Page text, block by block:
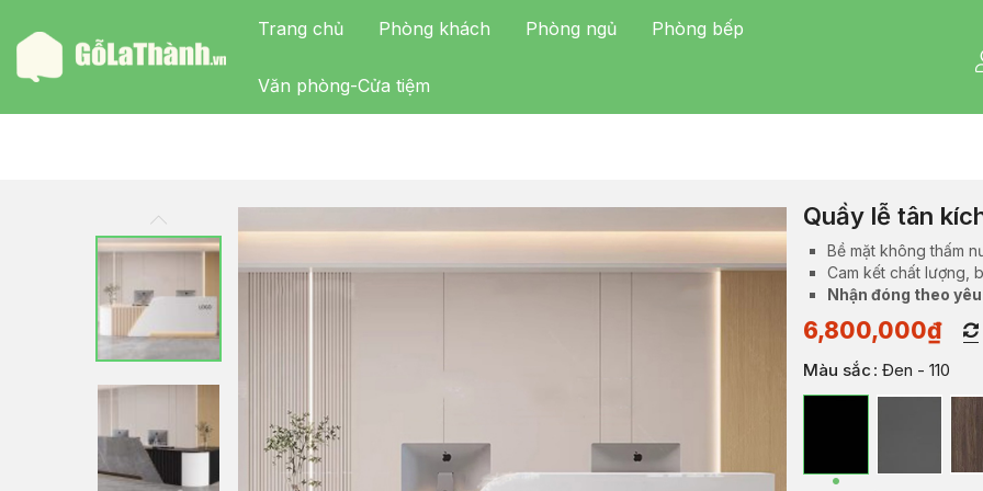
Trang chủ Phòng khách Phòng ngủ Phòng bếp
Văn phòng-Cửa tiệm
Quầy lễ tân
Bề mặt không thấm
Cam kết chất lượng,
Nhận đóng theo
6,800,000₫
Màu sắc : Đen - 110